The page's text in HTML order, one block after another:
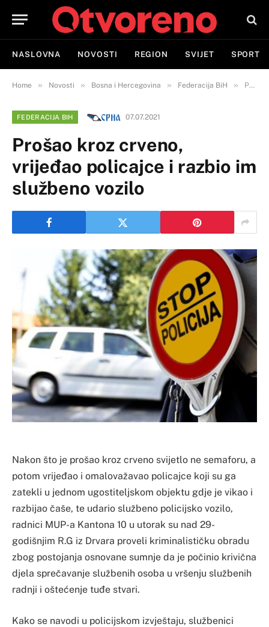
NASLOVNA NOVOSTI REGION SVIJET SPORT
Home » Novosti » Bosna i Hercegovina » Federacija BiH » Prošao kroz crveno, vrijeđao policajce i razbio im službeno vozilo
FEDERACIJA BIH 07.07.2021
Prošao kroz crveno,
vrijeđao policajce i razbio im
službeno vozilo
Nakon što je prošao kroz crveno svijetlo ne semaforu, a
potom vrijeđao i omalovažavao policajce koji su ga
zatekli u jednom ugostiteljskom objektu gdje je vikao i
razbijao čaše, te udario službeno policijsko vozilo,
radnici MUP-a Kantona 10 u utorak su nad 29-
godišnjim R.G iz Drvara proveli kriminalističku obradu
zbog postojanja osnovane sumnje da je počinio krivična
djela sprečavanje službenih osoba u vršenju službenih
radnji i oštećenje tuđe stvari.
Kako se navodi u policijskom izvještaju, službenici